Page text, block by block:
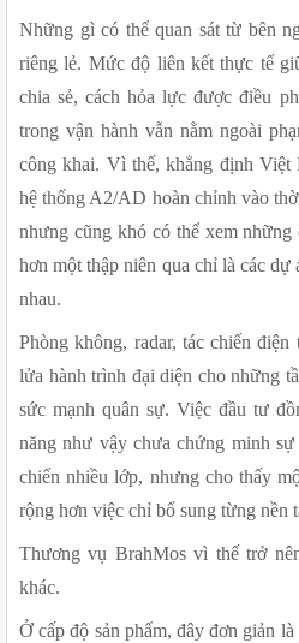
Những gì có thể quan sát từ bên
riêng lẻ. Mức độ liên kết thực tế
chia sẻ, cách hỏa lực được điều
trong vận hành vẫn nằm ngoài
công khai. Vì thế, khẳng định Việt
hệ thống A2/AD hoàn chỉnh vào
nhưng cũng khó có thể xem
hơn một thập niên qua chỉ là các
nhau.
Phòng không, radar, tác chiến
lửa hành trình đại diện cho những
sức mạnh quân sự. Việc đầu tư
năng như vậy chưa chứng minh
chiến nhiều lớp, nhưng cho thấy
rộng hơn việc chỉ bổ sung từng nền
Thương vụ BrahMos vì thế trở
khác.
Ở cấp độ sản phẩm, đây đơn giản